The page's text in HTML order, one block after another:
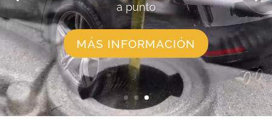
a punto
MÁS INFORMACIÓN